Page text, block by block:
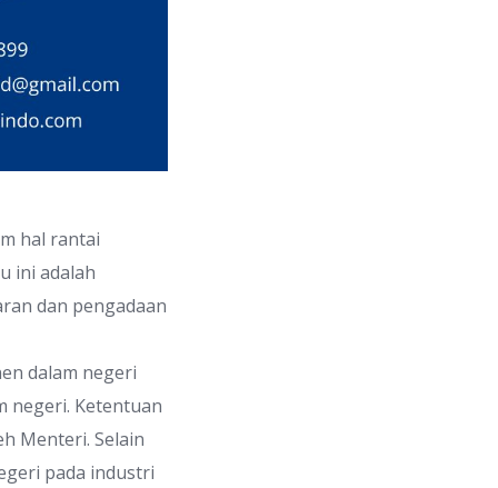
hal rantai
ini adalah
dan pengadaan
dalam negeri
negeri. Ketentuan
Menteri. Selain
pada industri